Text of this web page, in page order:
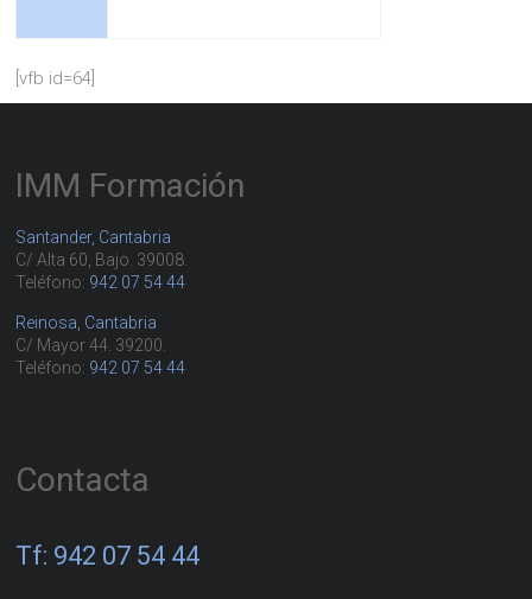
[vfb id=64]
IMM Formación
Santander, Cantabria
C/ Alta 60, Bajo. 39008.
Teléfono: 942 07 54 44
Reinosa, Cantabria
C/ Mayor 44. 39200.
Teléfono: 942 07 54 44
Contacta
Tf: 942 07 54 44